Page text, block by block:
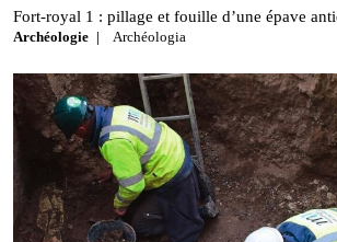
Fort‑royal 1 : pillage et fouille d’une épave
Archéologie Archéologia